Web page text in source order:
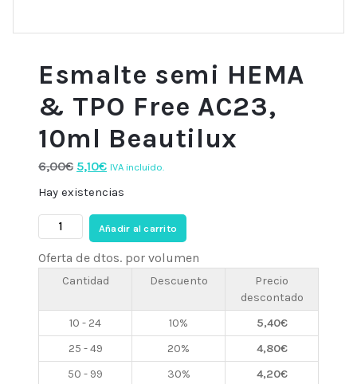
Esmalte semi HEMA
& TPO Free AC23,
10ml Beautilux
6,00€ El
precio
era:
6,00€.
5,10€El
precio
es:
5,10€.
IVA incluido.
Hay existencias
Esmalte
semi
HEMA
AC23,
Beautilux
Añadir al carrito
Oferta de dtos. por volumen
Cantidad Descuento
Precio
descontado
10 - 24
10% 5,40€
25 - 49
20% 4,80€
50 - 99
30% 4,20€